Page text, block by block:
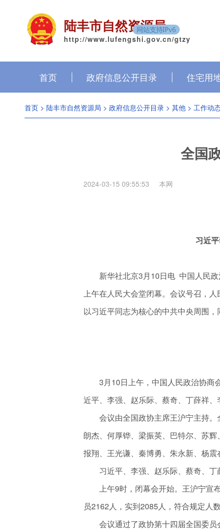
陆丰市自然资源局
http://www.lufengshi.gov.cn/gtzy
首页 政府信息公开目录 住宅用
首页 > 陆丰市自然资源局 > 政府信息公开目录 > 其他 > 工作动
全国
2024-03-15 09:55:53 本网
习近
新华社北京3月10日电 中国人民政
上午在人民大会堂闭幕。会议号召，
以习近平同志为核心的中共中央周围
3月10日上午，中国人民政治协商
近平、李强、赵乐际、蔡奇、丁薛祥
会议由全国政协主席王沪宁主持。
朗杰、何厚铧、梁振英、巴特尔、苏
报翔、王光谦、秦博勇、朱永新、杨
习近平、李强、赵乐际、蔡奇、丁
上午9时，闭幕会开始。王沪宁宣布
员2162人，实到2085人，符合规定人
会议通过了政协第十四届全国委员